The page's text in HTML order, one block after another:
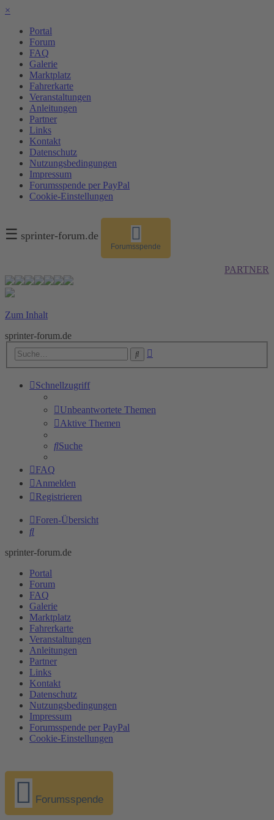
×
Portal
Forum
FAQ
Galerie
Marktplatz
Fahrerkarte
Veranstaltungen
Anleitungen
Partner
Links
Kontakt
Datenschutz
Nutzungsbedingungen
Impressum
Forumsspende per PayPal
Cookie-Einstellungen
☰ sprinter-forum.de
Forumsspende
PARTNER
Zum Inhalt
sprinter-forum.de
Suche
Schnellzugriff
Unbeantwortete Themen
Aktive Themen
Suche
FAQ
Anmelden
Registrieren
Foren-Übersicht
Suche
sprinter-forum.de
Portal
Forum
FAQ
Galerie
Marktplatz
Fahrerkarte
Veranstaltungen
Anleitungen
Partner
Links
Kontakt
Datenschutz
Nutzungsbedingungen
Impressum
Forumsspende per PayPal
Cookie-Einstellungen
Forumsspende